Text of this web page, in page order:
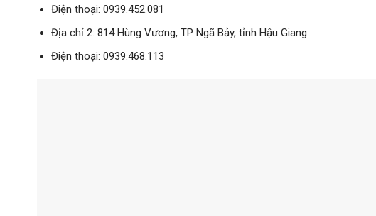
Điện thoại: 0939.452.081
Địa chỉ 2: 814 Hùng Vương, TP Ngã Bảy, tỉnh Hậu Giang
Điện thoại: 0939.468.113